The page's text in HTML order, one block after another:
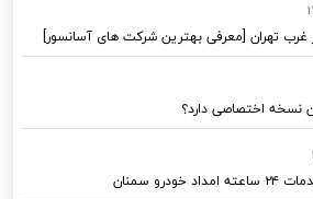
تهران [معرفی بهترین شرکت های آسانسور]
نسخه اختصاصی دارد؟
سمنان